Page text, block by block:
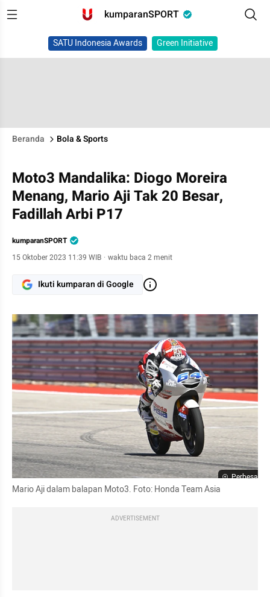
kumparanSPORT
SATU Indonesia Awards Green Initiative
Beranda Bola & Sports
Moto3 Mandalika: Diogo Moreira
Menang, Mario Aji Tak 20 Besar,
Fadillah Arbi P17
kumparanSPORT
15 Oktober 2023 11:39 WIB · waktu baca 2 menit
Ikuti kumparan di Google
Perbesar
Mario Aji dalam balapan Moto3. Foto: Honda Team Asia
ADVERTISEMENT